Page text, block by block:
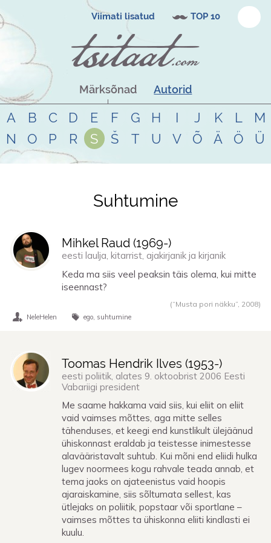
Viimati lisatud TOP 10
Märksõnad Autorid
A B C D E F G H I J K L
M
N
O P R S Š T U V Õ Ä Ö Ü
Tsitaadid teemalsuhtumine
Suhtumine
Mihkel Raud (1969-)
eesti laulja, kitarrist, ajakirjanik ja kirjanik
Keda ma siis veel peaksin täis olema, kui mitte
iseennast?
(“Musta pori näkku”, 2008)
NeleHelen ego suhtumine
Toomas Hendrik Ilves (1953-)
eesti poliitik, alates 9. oktoobrist 2006 Eesti
Vabariigi president
Me saame hakkama vaid siis, kui eliit on eliit
vaid vaimses mõttes, aga mitte selles
tähenduses, et keegi end kunstlikult ülejäänud
ühiskonnast eraldab ja teistesse inimestesse
alavääristavalt suhtub. Kui mõni end eliidi hulka
lugev noormees kogu rahvale teada annab, et
tema jaoks on ajateenistus vaid hoopis
ajaraiskamine, siis sõltumata sellest, kas
ütlejaks on poliitik, popstaar või sportlane –
vaimses mõttes ta ühiskonna eliiti kindlasti ei
kuulu.